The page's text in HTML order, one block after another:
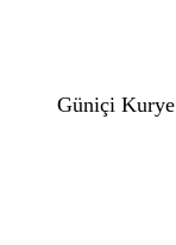
Güniçi Kurye